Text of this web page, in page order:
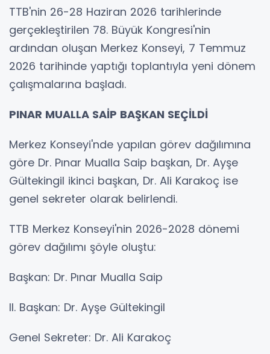
TTB'nin 26-28 Haziran 2026 tarihlerinde
gerçekleştirilen 78. Büyük Kongresi'nin
ardından oluşan Merkez Konseyi, 7 Temmuz
2026 tarihinde yaptığı toplantıyla yeni dönem
çalışmalarına başladı.
PINAR MUALLA SAİP BAŞKAN SEÇİLDİ
Merkez Konseyi'nde yapılan görev dağılımına
göre Dr. Pınar Mualla Saip başkan, Dr. Ayşe
Gültekingil ikinci başkan, Dr. Ali Karakoç ise
genel sekreter olarak belirlendi.
TTB Merkez Konseyi'nin 2026-2028 dönemi
görev dağılımı şöyle oluştu:
Başkan: Dr. Pınar Mualla Saip
II. Başkan: Dr. Ayşe Gültekingil
Genel Sekreter: Dr. Ali Karakoç